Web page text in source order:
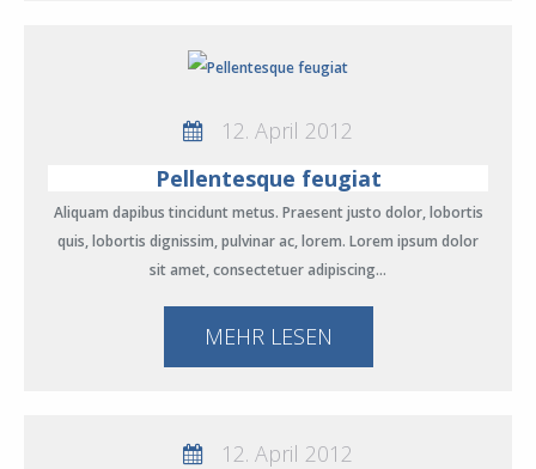
12. April 2012
Pellentesque feugiat
Aliquam dapibus tincidunt metus. Praesent justo dolor, lobortis
quis, lobortis dignissim, pulvinar ac, lorem. Lorem ipsum dolor
sit amet, consectetuer adipiscing…
MEHR LESEN
12. April 2012